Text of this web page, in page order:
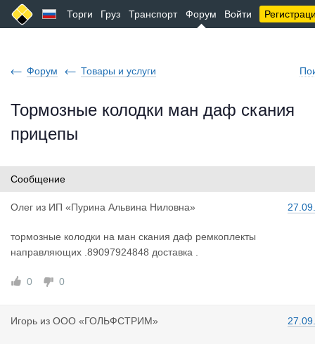
Торги Груз Транспорт Форум Войти
Форум Товары и услуги
Тормозные колодки ман даф скания
прицепы
Сообщение
Олег из ИП «Пурина Альвина Ниловна»
тормозные колодки на ман скания даф ремкоплекты
направляющих .89097924848 доставка .
0 0
Игорь из ООО «ГОЛЬФСТРИМ»